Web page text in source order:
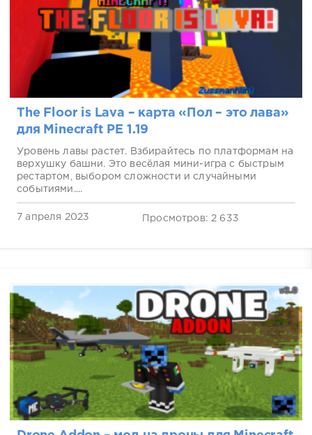
The Floor is Lava – карта «Пол – это лава»
для Minecraft PE 1.19
Уровень лавы растет. Взбирайтесь по платформам на
верхушку башни. Это весёлая мини-игра с быстрым
рестартом, выбором сложности и случайными
событиями....
7 апреля 2023 Просмотров: 2 633